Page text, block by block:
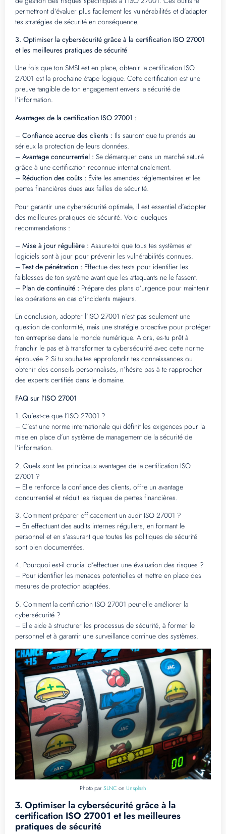
permettront d’évaluer plus facilement les vulnérabilités et d’adapter
tes stratégies de sécurité en conséquence.
3. Optimiser la cybersécurité grâce à la certification ISO 27001
et les meilleures pratiques de sécurité
Une fois que ton SMSI est en place, obtenir la certification ISO
27001 est la prochaine étape logique. Cette certification est une
preuve tangible de ton engagement envers la sécurité de
l’information.
Avantages de la certification ISO 27001 :
– Confiance accrue des clients : Ils sauront que tu prends au
sérieux la protection de leurs données.
– Avantage concurrentiel : Se démarquer dans un marché saturé
grâce à une certification reconnue internationalement.
– Réduction des coûts : Évite les amendes réglementaires et les
pertes financières dues aux failles de sécurité.
Pour garantir une cybersécurité optimale, il est essentiel d’adopter
des meilleures pratiques de sécurité. Voici quelques
recommandations :
– Mise à jour régulière : Assure-toi que tous tes systèmes et
logiciels sont à jour pour prévenir les vulnérabilités connues.
– Test de pénétration : Effectue des tests pour identifier les
faiblesses de ton système avant que les attaquants ne le fassent.
– Plan de continuité : Prépare des plans d’urgence pour maintenir
les opérations en cas d’incidents majeurs.
En conclusion, adopter l’ISO 27001 n’est pas seulement une
question de conformité, mais une stratégie proactive pour protéger
ton entreprise dans le monde numérique. Alors, es-tu prêt à
franchir le pas et à transformer ta cybersécurité avec cette norme
éprouvée ? Si tu souhaites approfondir tes connaissances ou
obtenir des conseils personnalisés, n’hésite pas à te rapprocher
des experts certifiés dans le domaine.
FAQ sur l’ISO 27001
1. Qu’est-ce que l’ISO 27001 ?
– C’est une norme internationale qui définit les exigences pour la
mise en place d’un système de management de la sécurité de
l’information.
2. Quels sont les principaux avantages de la certification ISO
27001 ?
– Elle renforce la confiance des clients, offre un avantage
concurrentiel et réduit les risques de pertes financières.
3. Comment préparer efficacement un audit ISO 27001 ?
– En effectuant des audits internes réguliers, en formant le
personnel et en s’assurant que toutes les politiques de sécurité
sont bien documentées.
4. Pourquoi est-il crucial d’effectuer une évaluation des risques ?
– Pour identifier les menaces potentielles et mettre en place des
mesures de protection adaptées.
5. Comment la certification ISO 27001 peut-elle améliorer la
cybersécurité ?
– Elle aide à structurer les processus de sécurité, à former le
personnel et à garantir une surveillance continue des systèmes.
Photo parSLNC on Unsplash
3. Optimiser la cybersécurité grâce à la
certification ISO 27001 et les meilleures
pratiques de sécurité